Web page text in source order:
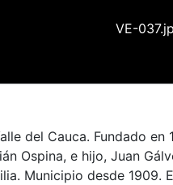
VE-
del Cauca. Fundado
Ospina, e hijo, Juan
Municipio desde 1909.